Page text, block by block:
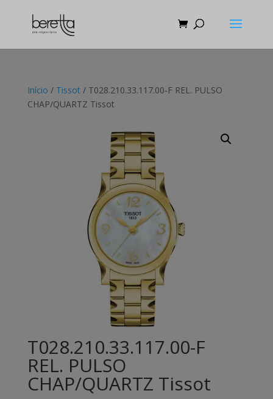
Início / Tissot / T028.210.33.117.00-F REL. PULSO
CHAP/QUARTZ Tissot
T028.210.33.117.00-F
REL. PULSO
CHAP/QUARTZ Tissot